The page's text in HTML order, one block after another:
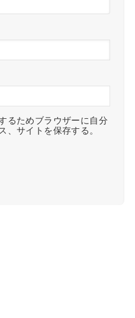
るためブラウザーに自分
、サイトを保存する。